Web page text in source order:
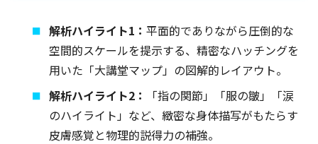
解析ハイライト1：平面的でありながら圧倒的な
空間的スケールを提示する、精密なハッチングを
用いた「大講堂マップ」の図解的レイアウト。
解析ハイライト2：
「指の関節」「服の皺」「涙
のハイライト」など、緻密な身体描写がもたらす
皮膚感覚と物理的説得力の補強。